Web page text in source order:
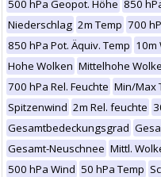
500 hPa Geopot. Höhe 850
Niederschlag 2m Temp 700
850 hPa Pot. Äquiv. Temp 10m
Hohe Wolken Mittelhohe
700 hPa Rel. Feuchte Min/Max
Spitzenwind 2m Rel. feuchte
Gesamtbedeckungsgrad
Gesamt-Neuschnee Mittl.
500 hPa Wind 50 hPa Temp